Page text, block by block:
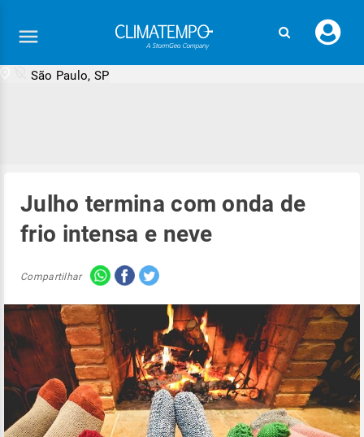
seu
São Paulo, SP
Julho termina com onda de
frio intensa e neve
Compartilhar